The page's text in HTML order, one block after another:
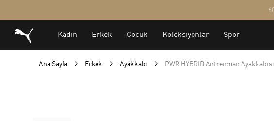
Ana Sayfa Erkek Ayakkabı PWR HYBRID Antrenman Ayakkabısı